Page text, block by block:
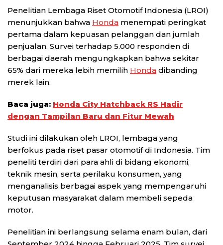
Penelitian Lembaga Riset Otomotif Indonesia (LROI)
menunjukkan bahwa Honda menempati peringkat
pertama dalam kepuasan pelanggan dan jumlah
penjualan. Survei terhadap 5.000 responden di
berbagai daerah mengungkapkan bahwa sekitar
65% dari mereka lebih memilih Honda dibanding
merek lain.
Baca juga: Honda City Hatchback RS Hadir
dengan Tampilan Baru dan Fitur Mewah
Studi ini dilakukan oleh LROI, lembaga yang
berfokus pada riset pasar otomotif di Indonesia. Tim
peneliti terdiri dari para ahli di bidang ekonomi,
teknik mesin, serta perilaku konsumen, yang
menganalisis berbagai aspek yang mempengaruhi
keputusan masyarakat dalam membeli sepeda
motor.
Penelitian ini berlangsung selama enam bulan, dari